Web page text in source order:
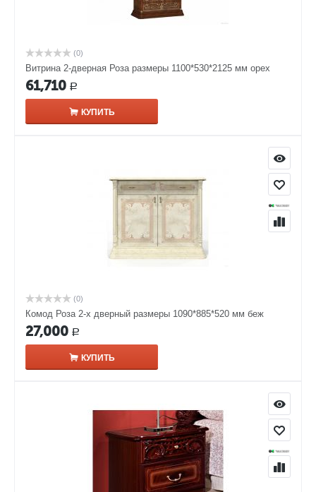
(0)
Витрина 2-дверная Роза размеры 1100*530*2125 мм орех
61,710 Р
КУПИТЬ
(0)
Комод Роза 2-х дверный размеры 1090*885*520 мм беж
27,000 Р
КУПИТЬ